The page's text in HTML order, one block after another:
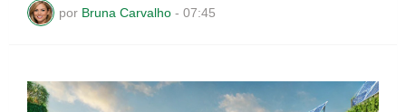
por Bruna Carvalho - 07:45